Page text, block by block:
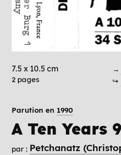
7.5 x 10.5 cm
2 pages
→
↪
Parution en 1990
A Ten Years
par : Petchanatz